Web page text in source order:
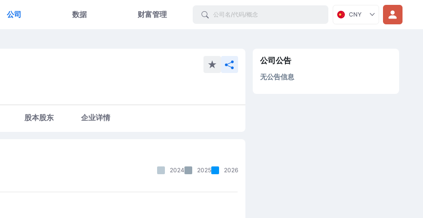
公司 数据 财富管理 Search CNY
股本股东 企业详情
2024 2025 2026
公司公告
无公告信息